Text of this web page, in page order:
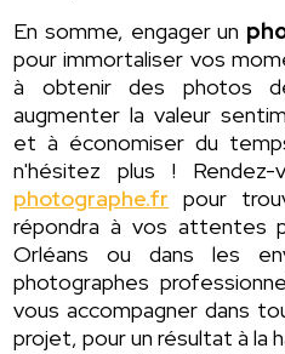
En somme, engager un
pour immortaliser vos
à obtenir des photos
augmenter la valeur
et à économiser du
n'hésitez plus ! Rendez-
photographe.fr pour
répondra à vos attentes
Orléans ou dans les
photographes
vous accompagner dans
projet, pour un résultat à la